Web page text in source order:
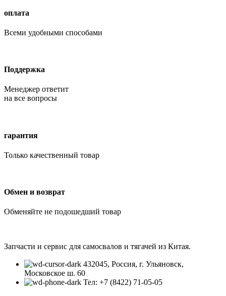
оплата
Всеми удобными способами
Поддержка
Менеджер ответит
на все вопросы
гарантия
Только качественный товар
Обмен и возврат
Обменяйте не подошедший товар
Запчасти и сервис для самосвалов и тягачей из Китая.
432045, Россия, г. Ульяновск,
Московское ш. 60
Тел: +7 (8422) 71-05-05